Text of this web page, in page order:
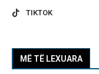
TIKTOK
MË TË LEXUARA